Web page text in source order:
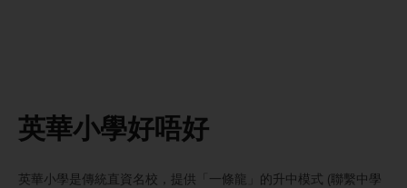
英華小學好唔好
英華小學是傳統直資名校，提供「一條龍」的升中模式 (聯繫中學